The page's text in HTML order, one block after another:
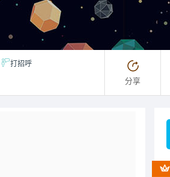
打招呼
分享